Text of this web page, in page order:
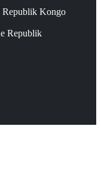
Republik Kongo
Republik